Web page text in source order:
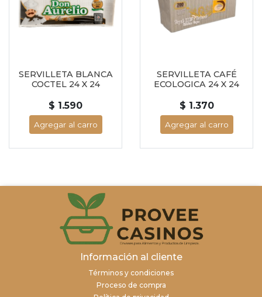
SERVILLETA BLANCA
COCTEL 24 X 24
$ 1.590
Agregar al carro
SERVILLETA CAFÉ
ECOLOGICA 24 X 24
$ 1.370
Agregar al carro
Información al cliente
Términos y condiciones
Proceso de compra